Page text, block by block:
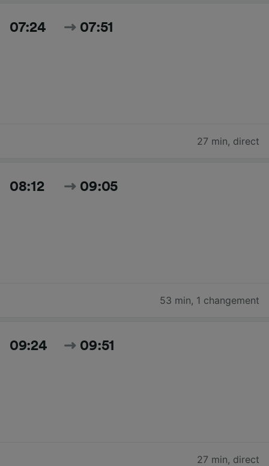
07:24 07:51
27 min, direct
08:12 09:05
53 min, 1 changement
09:24 09:51
27 min, direct